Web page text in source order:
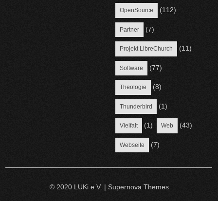
OpenSource (112)
Partner (7)
Projekt LibreChurch (11)
Software (77)
Theologie (8)
Thunderbird (1)
Vielfalt (1) Web (43)
Webseite (7)
© 2020 LUKi e.V. | Supernova Themes